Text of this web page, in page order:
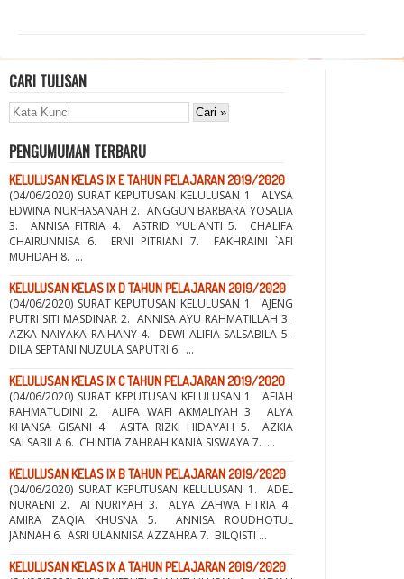
CARI TULISAN
PENGUMUMAN TERBARU
KELULUSAN KELAS IX E TAHUN PELAJARAN 2019/2020
(04/06/2020) SURAT KEPUTUSAN KELULUSAN 1. ALYSA
EDWINA NURHASANAH 2. ANGGUN BARBARA YOSALIA
3. ANNISA FITRIA 4. ASTRID YULIANTI 5. CHALIFA
CHAIRUNNISA 6. ERNI PITRIANI 7. FAKHRAINI `AFI
MUFIDAH 8. ...
KELULUSAN KELAS IX D TAHUN PELAJARAN 2019/2020
(04/06/2020) SURAT KEPUTUSAN KELULUSAN 1. AJENG
PUTRI SITI MASDINAR 2. ANNISA AYU RAHMATILLAH 3.
AZKA NAIYAKA RAIHANY 4. DEWI ALIFIA SALSABILA 5.
DILA SEPTANI NUZULA SAPUTRI 6. ...
KELULUSAN KELAS IX C TAHUN PELAJARAN 2019/2020
(04/06/2020) SURAT KEPUTUSAN KELULUSAN 1. AFIAH
RAHMATUDINI 2. ALIFA WAFI AKMALIYAH 3. ALYA
KHANSA GISANI 4. ASITA RIZKI HIDAYAH 5. AZKIA
SALSABILA 6. CHINTIA ZAHRAH KANIA SISWAYA 7. ...
KELULUSAN KELAS IX B TAHUN PELAJARAN 2019/2020
(04/06/2020) SURAT KEPUTUSAN KELULUSAN 1. ADEL
NURAENI 2. AI NURIYAH 3. ALYA ZAHWA FITRIA 4.
AMIRA ZAQIA KHUSNA 5. ANNISA ROUDHOTUL
JANNAH 6. ASRI ULANNISA AZZAHRA 7. BILQISTI ...
KELULUSAN KELAS IX A TAHUN PELAJARAN 2019/2020